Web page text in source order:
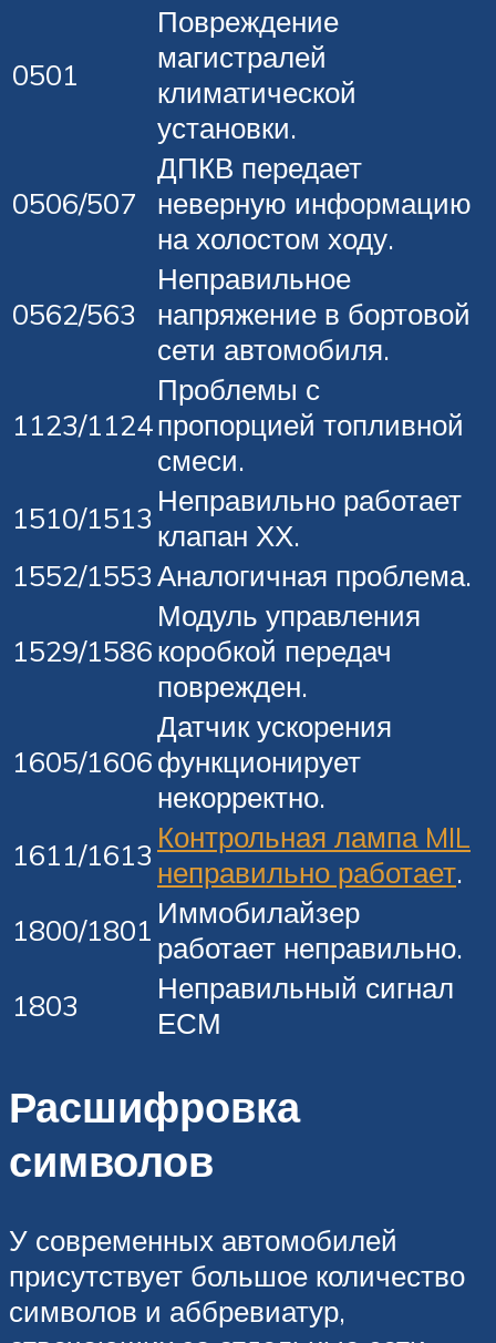
0501
Повреждение
магистралей
климатической
установки.
0506/507
ДПКВ передает
неверную информацию
на холостом ходу.
0562/563
Неправильное
напряжение в бортовой
сети автомобиля.
1123/1124
Проблемы с
пропорцией топливной
смеси.
1510/1513 Неправильно работает
клапан ХХ.
1552/1553Аналогичная проблема.
1529/1586
Модуль управления
коробкой передач
поврежден.
1605/1606
Датчик ускорения
функционирует
некорректно.
1611/1613 Контрольная лампа MIL
неправильно работает.
1800/1801 Иммобилайзер
работает неправильно.
1803
Неправильный сигнал
ЕСМ
Расшифровка
символов
У современных автомобилей
присутствует большое количество
символов и аббревиатур,